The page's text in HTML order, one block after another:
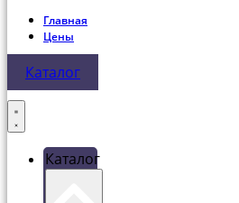
Главная
Цены
Каталог
Каталог